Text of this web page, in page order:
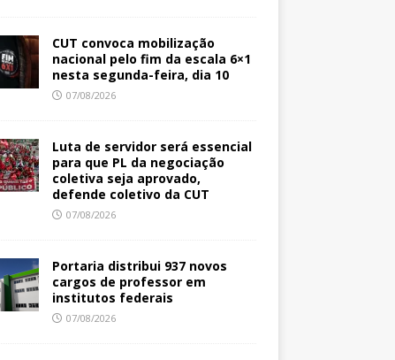
CUT convoca mobilização
nacional pelo fim da escala 6×1
nesta segunda-feira, dia 10
07/08/2026
Luta de servidor será essencial
para que PL da negociação
coletiva seja aprovado,
defende coletivo da CUT
07/08/2026
Portaria distribui 937 novos
cargos de professor em
institutos federais
07/08/2026